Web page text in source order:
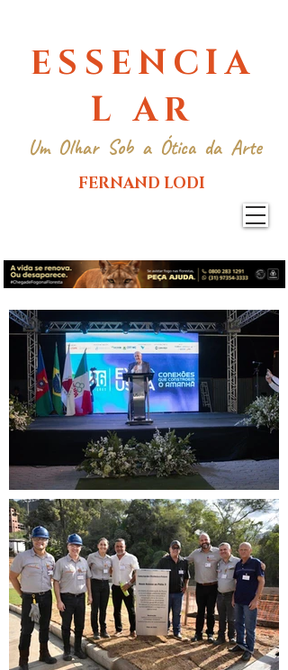
ESSENCIA
L AR
Um Olhar Sob a Ótica da Arte
FERNAND LODI